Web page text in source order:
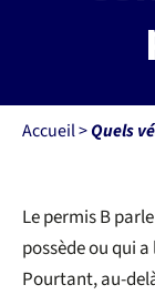
Recrutement
Accueil>Quels
Le permis B
possède ou qui
Pourtant, au-